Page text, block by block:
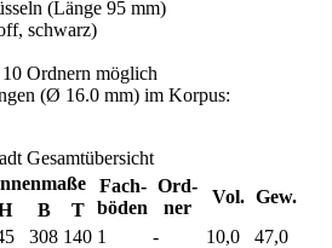
(Länge 95 mm)
schwarz)
Ordnern möglich
(Ø 16.0 mm) im Korpus:
Gesamtübersicht
Fach-
böden
Ord-
ner
Vol. Gew.
B
T
308 140 1 - 10,0
47,0